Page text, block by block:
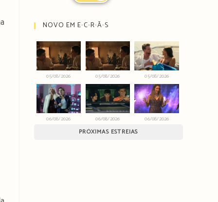
NOVO EM E∙C∙R∙Ã∙S
05/08/2026 05/08/2026 05/08/2026
06/08/2026 06/08/2026 06/08/2026
PRÓXIMAS ESTREIAS